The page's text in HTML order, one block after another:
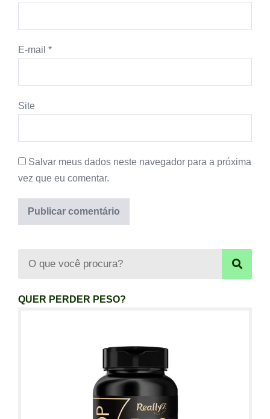
E-mail *
Site
Salvar meus dados neste navegador para a próxima
vez que eu comentar.
QUER PERDER PESO?